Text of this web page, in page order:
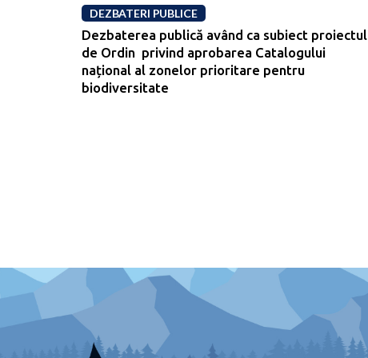
DEZBATERI PUBLICE
Dezbaterea publică având ca subiect proiectul
de Ordin privind aprobarea Catalogului
național al zonelor prioritare pentru
biodiversitate